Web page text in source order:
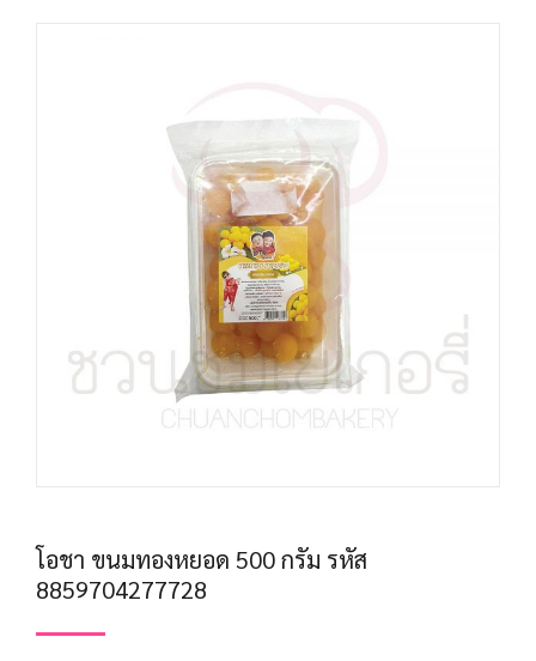
โอชา ขนมทองหยอด 500 กรัม รหัส
8859704277728